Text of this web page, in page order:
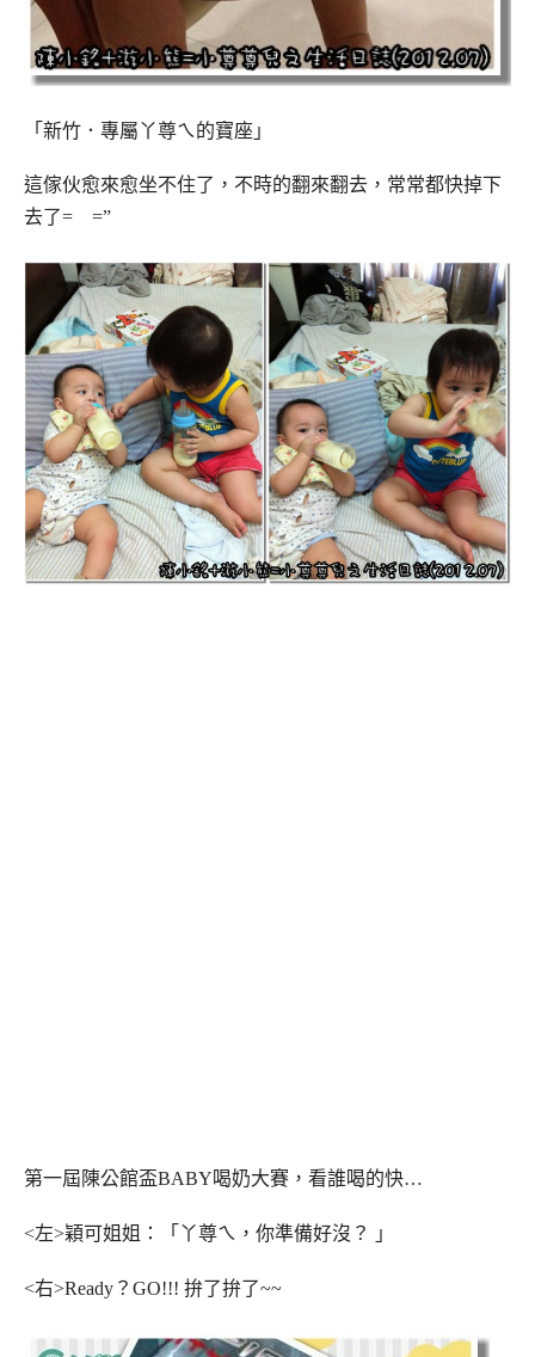
「新竹．專屬丫尊ㄟ的寶座」
這傢伙愈來愈坐不住了，不時的翻來翻去，常常都快掉下
去了= =”
第一屆陳公館盃BABY喝奶大賽，看誰喝的快…
<左>穎可姐姐：「丫尊ㄟ，你準備好沒？ 」
<右>Ready？GO!!! 拚了拚了~~